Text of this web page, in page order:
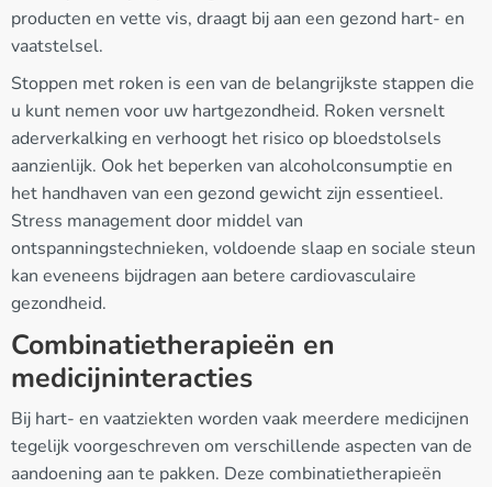
producten en vette vis, draagt bij aan een gezond hart- en
vaatstelsel.
Stoppen met roken is een van de belangrijkste stappen die
u kunt nemen voor uw hartgezondheid. Roken versnelt
aderverkalking en verhoogt het risico op bloedstolsels
aanzienlijk. Ook het beperken van alcoholconsumptie en
het handhaven van een gezond gewicht zijn essentieel.
Stress management door middel van
ontspanningstechnieken, voldoende slaap en sociale steun
kan eveneens bijdragen aan betere cardiovasculaire
gezondheid.
Combinatietherapieën en
medicijninteracties
Bij hart- en vaatziekten worden vaak meerdere medicijnen
tegelijk voorgeschreven om verschillende aspecten van de
aandoening aan te pakken. Deze combinatietherapieën